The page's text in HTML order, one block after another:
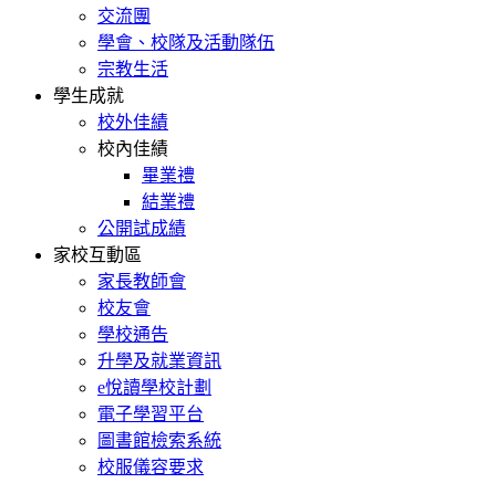
交流團
學會、校隊及活動隊伍
宗教生活
學生成就
校外佳績
校內佳績
畢業禮
結業禮
公開試成績
家校互動區
家長教師會
校友會
學校通告
升學及就業資訊
e悅讀學校計劃
電子學習平台
圖書館檢索系統
校服儀容要求